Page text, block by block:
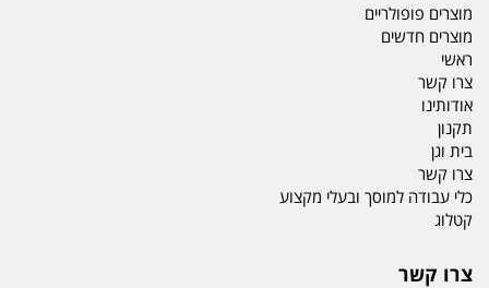
מוצרים פופולריים
מוצרים חדשים
ראשי
צרו קשר
אודותינו
תקנון
בית וגן
צרו קשר
כלי עבודה למוסך ובעלי מקצוע
קטלוג
צרו קשר